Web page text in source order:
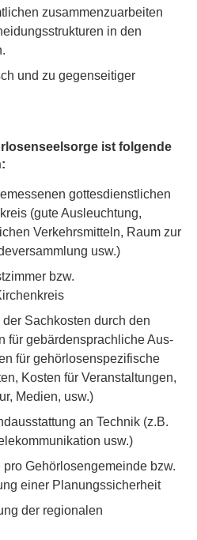
zusammenzuarbeiten
in den
und zu gegenseitiger
ist folgende
gottesdienstlichen
(gute Ausleuchtung,
Verkehrsmitteln, Raum zur
usw.)
bzw.
Sachkosten durch den
für gebärdensprachliche Aus-
für gehörlosenspezifische
Kosten für Veranstaltungen,
Medien, usw.)
an Technik (z.B.
usw.)
Gehörlosengemeinde bzw.
einer Planungssicherheit
der regionalen